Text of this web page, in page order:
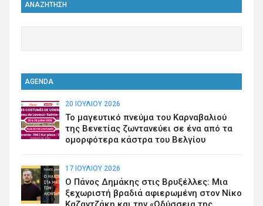
ΑΝΑΖΗΤΗΣΗ
AGENDA
20 ΙΟΥΛΊΟΥ 2026
Το μαγευτικό πνεύμα του Καρναβαλιού
της Βενετίας ζωντανεύει σε ένα από τα
ομορφότερα κάστρα του Βελγίου
17 ΙΟΥΛΊΟΥ 2026
Ο Πάνος Δημάκης στις Βρυξέλλες: Μια
ξεχωριστή βραδιά αφιερωμένη στον Νίκο